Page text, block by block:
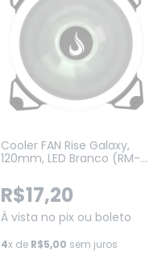
Cooler FAN Rise Galaxy,
120mm, LED Branco (RM-
R$17,20
Á vista no pix ou boleto
4x de R$5,00 sem juros